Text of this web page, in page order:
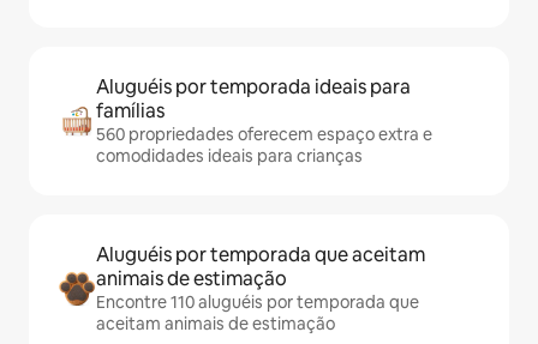
Aluguéis por temporada ideais para
famílias
560 propriedades oferecem espaço extra e
comodidades ideais para crianças
Aluguéis por temporada que aceitam
animais de estimação
Encontre 110 aluguéis por temporada que
aceitam animais de estimação